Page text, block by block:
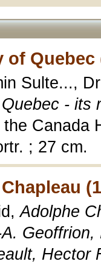
of Quebec
Sulte...,
- its
the Canada
; 27 cm.
Adolphe
Hector